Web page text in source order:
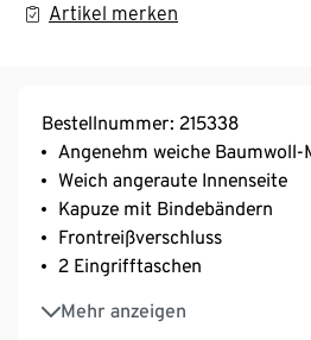
Artikel merken
Bestellnummer: 215338
Angenehm weiche
Weich angeraute Innenseite
Kapuze mit Bindebändern
Frontreißverschluss
2 Eingrifftaschen
Mehr anzeigen
Breite Rippbündchen
Mit Elasthan: formbeständig,